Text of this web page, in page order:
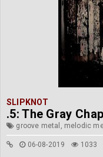
SLIPKNOT
.5: The Gray
groove metal, melodic
06-08-2019 1033